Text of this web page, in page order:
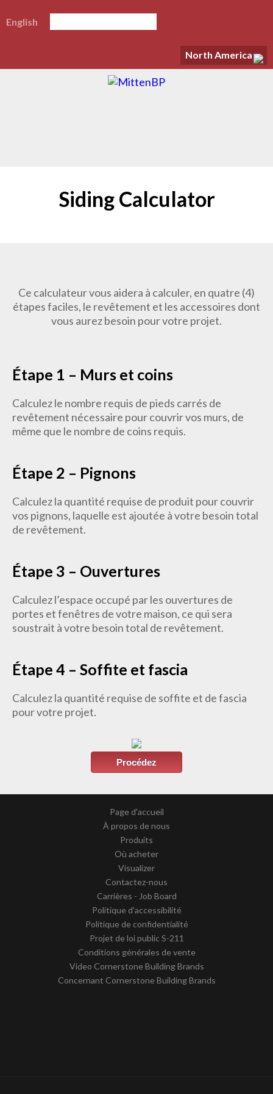
North America
English
Siding Calculator
Ce calculateur vous aidera à calculer, en quatre (4)
étapes faciles, le revêtement et les accessoires dont
vous aurez besoin pour votre projet.
Étape 1 – Murs et coins
Calculez le nombre requis de pieds carrés de
revêtement nécessaire pour couvrir vos murs, de
même que le nombre de coins requis.
Étape 2 – Pignons
Calculez la quantité requise de produit pour couvrir
vos pignons, laquelle est ajoutée à votre besoin total
de revêtement.
Étape 3 – Ouvertures
Calculez l’espace occupé par les ouvertures de
portes et fenêtres de votre maison, ce qui sera
soustrait à votre besoin total de revêtement.
Étape 4 – Soffite et fascia
Calculez la quantité requise de soffite et de fascia
pour votre projet.
Procédez
Page d'accueil
À propos de nous
Produits
Où acheter
Visualizer
Contactez-nous
Carrières - Job Board
Politique d'accessibilité
Politique de confidentialité
Projet de loi public S-211
Conditions générales de vente
Video Cornerstone Building Brands
Concernant Cornerstone Building Brands